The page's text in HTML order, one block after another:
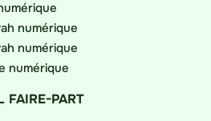
numérique
numérique
numérique
FAIRE-PART